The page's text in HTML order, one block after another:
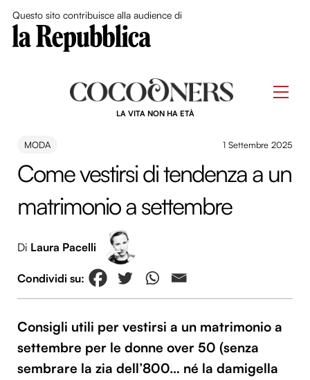
Questo sito contribuisce alla audience di
LA VITA NON HA ETÀ
MODA 1 Settembre 2025
Come vestirsi di tendenza a un
matrimonio a settembre
Di Laura Pacelli
Consigli utili per vestirsi a un matrimonio a
settembre per le donne over 50 (senza
sembrare la zia dell’800… né la damigella